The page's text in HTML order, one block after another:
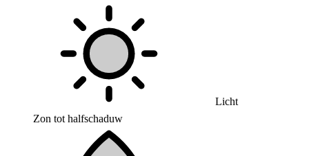
Licht
Zon tot halfschaduw